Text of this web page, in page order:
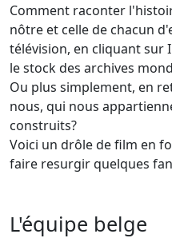
Comment raconter
nôtre et celle de chacun
télévision, en cliquant sur
le stock des archives
Ou plus simplement, en
nous, qui nous
construits?
Voici un drôle de film en
faire resurgir quelques
L'équipe belge